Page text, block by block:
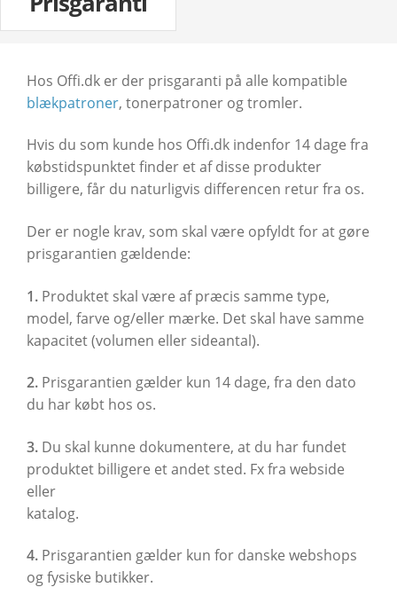
Hos Offi.dk er der prisgaranti på alle kompatible
blækpatroner, tonerpatroner og tromler.
Hvis du som kunde hos Offi.dk indenfor 14 dage fra
købstidspunktet finder et af disse produkter
billigere, får du naturligvis differencen retur fra os.
Der er nogle krav, som skal være opfyldt for at gøre
prisgarantien gældende:
1. Produktet skal være af præcis samme type,
model, farve og/eller mærke. Det skal have samme
kapacitet (volumen eller sideantal).
2. Prisgarantien gælder kun 14 dage, fra den dato
du har købt hos os.
3. Du skal kunne dokumentere, at du har fundet
produktet billigere et andet sted. Fx fra webside
eller
katalog.
4. Prisgarantien gælder kun for danske webshops
og fysiske butikker.